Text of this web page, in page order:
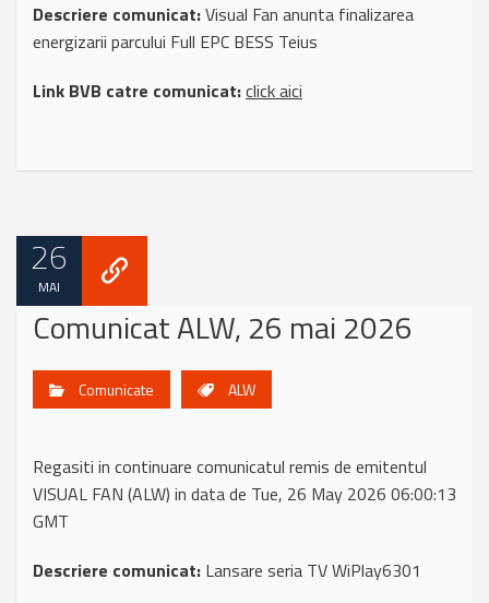
Descriere comunicat:Visual Fan anunta finalizarea
energizarii parcului Full EPC BESS Teius
Link BVB catre comunicat:click aici
26
MAI
Comunicat ALW, 26 mai 2026
Comunicate ALW
Regasiti in continuare comunicatul remis de emitentul
VISUAL FAN (ALW) in data de Tue, 26 May 2026 06:00:13
GMT
Descriere comunicat: Lansare seria TV WiPlay6301